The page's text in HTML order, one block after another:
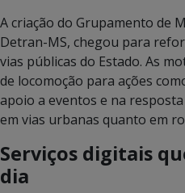
A criação do Grupamento de
Detran-MS, chegou para
vias públicas do Estado. As
de locomoção para ações
apoio a eventos e na
em vias urbanas quanto em
Serviços digitais
dia